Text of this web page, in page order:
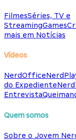
FilmesSéries, TV e
StreamingGames
mais em Notícias
Vídeos
NerdOffice
do Expediente
Entrevista
Quem somos
Sobre o Jovem